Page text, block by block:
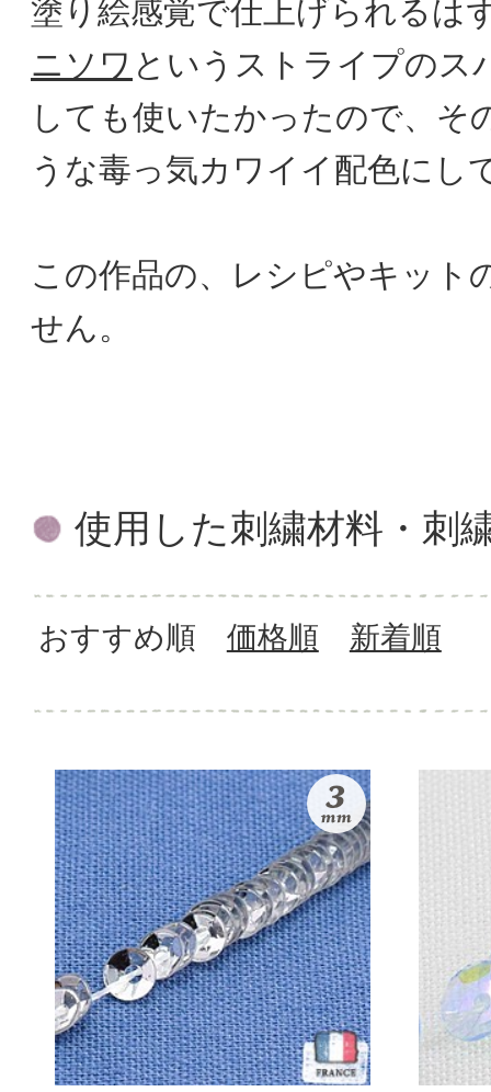
塗り絵感覚で仕上げられるは
ニソワ というストライプのス
しても使いたかったので、そ
うな毒っ気カワイイ配色にし
この作品の、レシピやキット
せん。
使用した刺繍材料・刺
おすすめ順 価格順 新着順